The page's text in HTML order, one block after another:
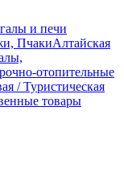
и печи
ПчакиАлтайская
отопительные
/ Туристическая
товары